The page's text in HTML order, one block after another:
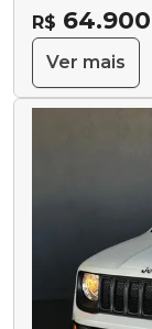
R$ 64.900
Ver mais